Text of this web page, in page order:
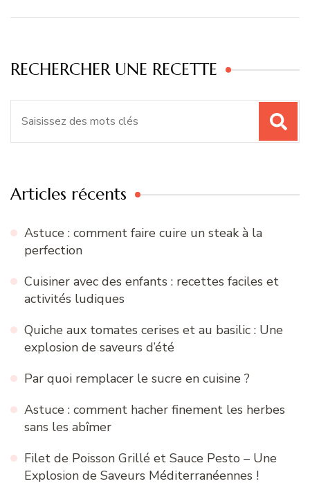
RECHERCHER UNE RECETTE
Articles récents
Astuce : comment faire cuire un steak à la
perfection
Cuisiner avec des enfants : recettes faciles et
activités ludiques
Quiche aux tomates cerises et au basilic : Une
explosion de saveurs d’été
Par quoi remplacer le sucre en cuisine ?
Astuce : comment hacher finement les herbes
sans les abîmer
Filet de Poisson Grillé et Sauce Pesto – Une
Explosion de Saveurs Méditerranéennes !